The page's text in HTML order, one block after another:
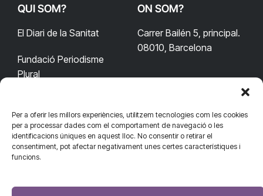
Per a oferir les millors experiències, utilitzem tecnologies com les cookies
per a processar dades com el comportament de navegació o les
identificacions úniques en aquest lloc. No consentir o retirar el
consentiment, pot afectar negativament unes certes característiques i
funcions.
QUI SOM?
El Diari de la Sanitat
Fundació Periodisme
Plural
ON SOM?
Carrer Bailén 5, principal.
08010, Barcelona
CONTACTA'NS
redaccio@diarisanitat.cat
932 311 247
CONNECTA